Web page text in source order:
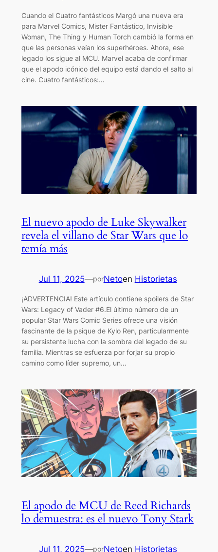
Cuando el Cuatro fantásticos Margó una nueva era
para Marvel Comics, Mister Fantástico, Invisible
Woman, The Thing y Human Torch cambió la forma en
que las personas veían los superhéroes. Ahora, ese
legado los sigue al MCU. Marvel acaba de confirmar
que el apodo icónico del equipo está dando el salto al
cine. Cuatro fantásticos:…
El nuevo apodo de Luke Skywalker
revela el villano de Star Wars que lo
temía más
Jul 11, 2025—porNetoen Historietas
¡ADVERTENCIA! Este artículo contiene spoilers de Star
Wars: Legacy of Vader #6.El último número de un
popular Star Wars Comic Series ofrece una visión
fascinante de la psique de Kylo Ren, particularmente
su persistente lucha con la sombra del legado de su
familia. Mientras se esfuerza por forjar su propio
camino como líder supremo, un…
El apodo de MCU de Reed Richards
lo demuestra: es el nuevo Tony Stark
Jul 11, 2025—porNetoen Historietas